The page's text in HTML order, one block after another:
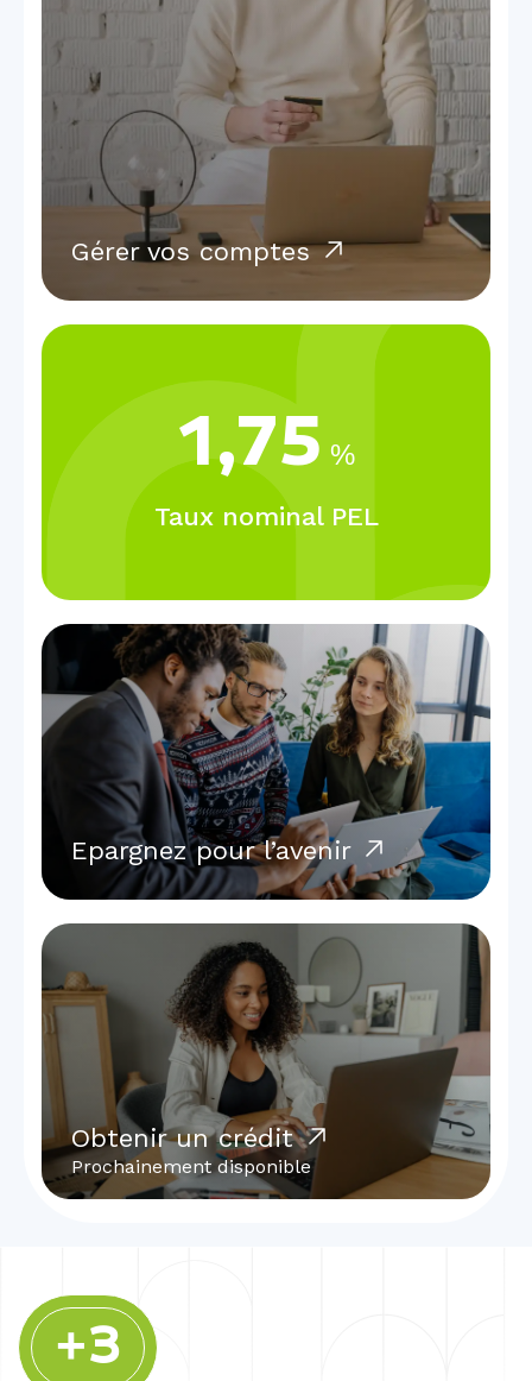
Gérer vos comptes
1,75 %
Taux nominal PEL
Epargnez pour l’avenir
Obtenir un crédit
Prochainement disponible
+3